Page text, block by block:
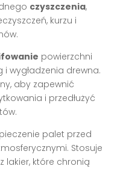
czyszczenia,
kurzu i
powierzchni
wygładzenia drewna.
aby zapewnić
i przedłużyć
palet przed
Stosuje
lakier, które chronią